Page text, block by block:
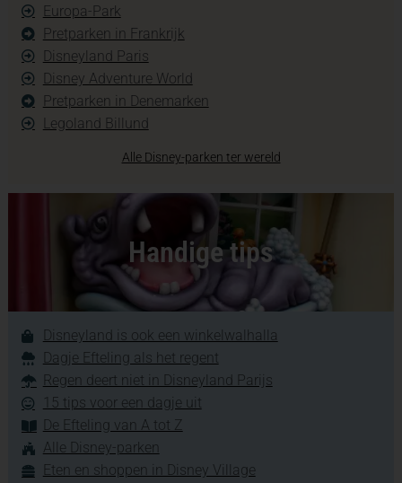
Europa-Park
Pretparken in Frankrijk
Disneyland Paris
Disney Adventure World
Pretparken in Denemarken
Legoland Billund
Alle Disney-parken ter wereld
Handige tips
Disneyland is ook een winkelwalhalla
Dagje Efteling als het regent
Regen deert niet in Disneyland Parijs
15 tips voor een dagje uit
De Efteling van A tot Z
Alle Disney-parken
Eten en shoppen in Disney Village